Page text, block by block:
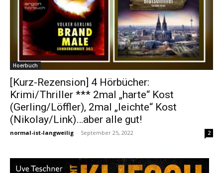
Hoerbuch
[Kurz-Rezension] 4 Hörbücher:
Krimi/Thriller *** 2mal „harte“ Kost
(Gerling/Löffler), 2mal „leichte“ Kost
(Nikolay/Link)…aber alle gut!
normal-ist-langweilig - September 25, 2022 2